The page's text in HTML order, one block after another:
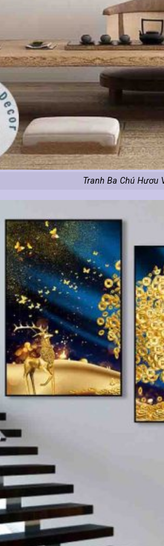
Tranh Ba Chú Hươu